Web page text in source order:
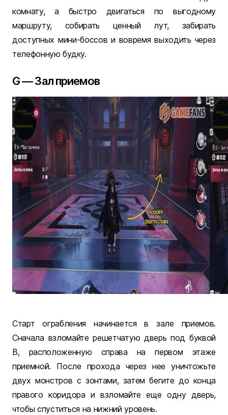
комнату, а быстро двигаться по выгодному
маршруту, собирать ценный лут, забирать
доступных мини-боссов и вовремя выходить через
телефонную будку.
G — Зал приемов
Старт ограбления начинается в зале приемов.
Сначала взломайте решетчатую дверь под буквой
B, расположенную справа на первом этаже
приемной. После прохода через нее уничтожьте
двух монстров с зонтами, затем бегите до конца
правого коридора и взломайте еще одну дверь,
чтобы спуститься на нижний уровень.